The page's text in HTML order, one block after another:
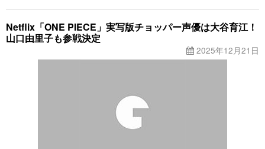
Netflix「ONE PIECE」実写版チョッパー声優は大谷育江！
山口由里子も参戦決定
2025年12月21日